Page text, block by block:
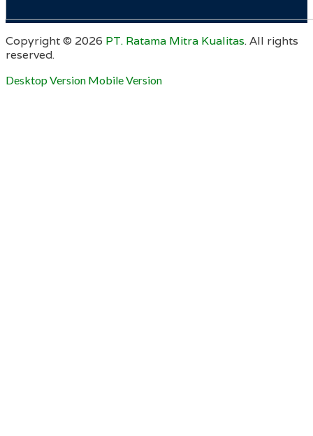
Copyright © 2026 PT. Ratama Mitra Kualitas. All rights
reserved.
Desktop Version Mobile Version